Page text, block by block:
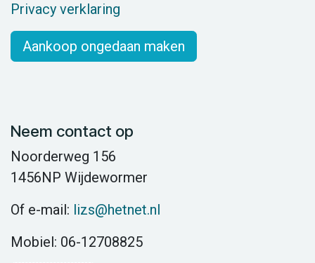
Privacy verklaring
Aankoop ongedaan maken
Neem contact op
Noorderweg 156
1456NP Wijdewormer
Of e-mail: lizs@hetnet.nl
Mobiel: 06-12708825